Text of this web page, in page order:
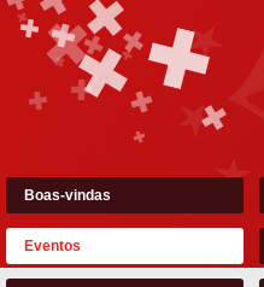
Boas-vindas
Eventos